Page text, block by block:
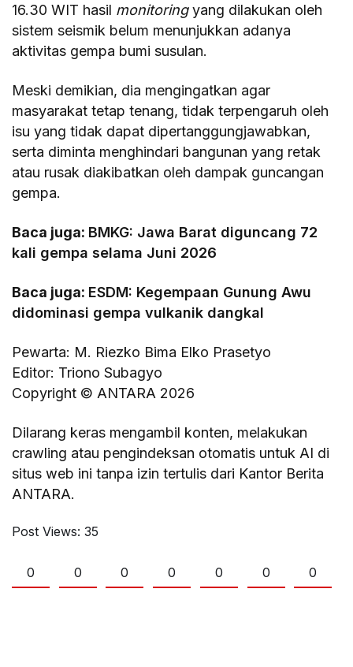
16.30 WIT hasil monitoringyang dilakukan oleh
sistem seismik belum menunjukkan adanya
aktivitas gempa bumi susulan.
Meski demikian, dia mengingatkan agar
masyarakat tetap tenang, tidak terpengaruh oleh
isu yang tidak dapat dipertanggungjawabkan,
serta diminta menghindari bangunan yang retak
atau rusak diakibatkan oleh dampak guncangan
gempa.
Baca juga: BMKG: Jawa Barat diguncang 72
kali gempa selama Juni 2026
Baca juga: ESDM: Kegempaan Gunung Awu
didominasi gempa vulkanik dangkal
Pewarta: M. Riezko Bima Elko Prasetyo
Editor: Triono Subagyo
Copyright © ANTARA 2026
Dilarang keras mengambil konten, melakukan
crawling atau pengindeksan otomatis untuk AI di
situs web ini tanpa izin tertulis dari Kantor Berita
ANTARA.
Post Views: 35
0 0 0 0 0 0 0